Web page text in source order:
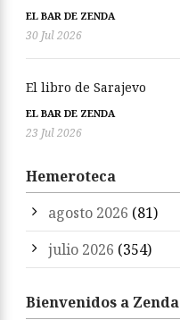
EL BAR DE ZENDA
30 Jul 2026
El libro de Sarajevo
EL BAR DE ZENDA
23 Jul 2026
Hemeroteca
agosto 2026 (81)
julio 2026 (354)
Bienvenidos a Zenda